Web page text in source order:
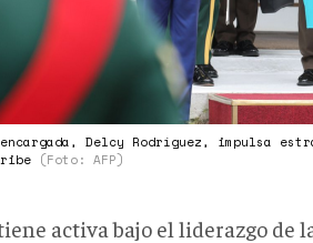
Delcy Rodríguez, impulsa
(Foto: AFP)
activa bajo el liderazgo de